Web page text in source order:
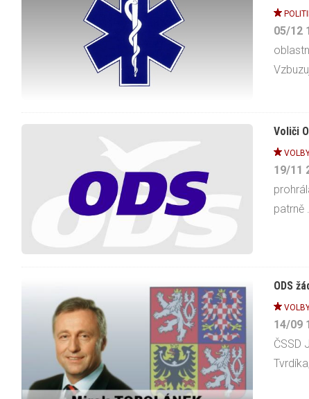
05/12
Voliči
19/11
patrně
ODS
14/09
ČSSD